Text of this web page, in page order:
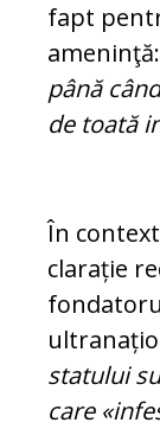
fapt
ameninţă:
până
de toată
În
cla­rație
statului
care